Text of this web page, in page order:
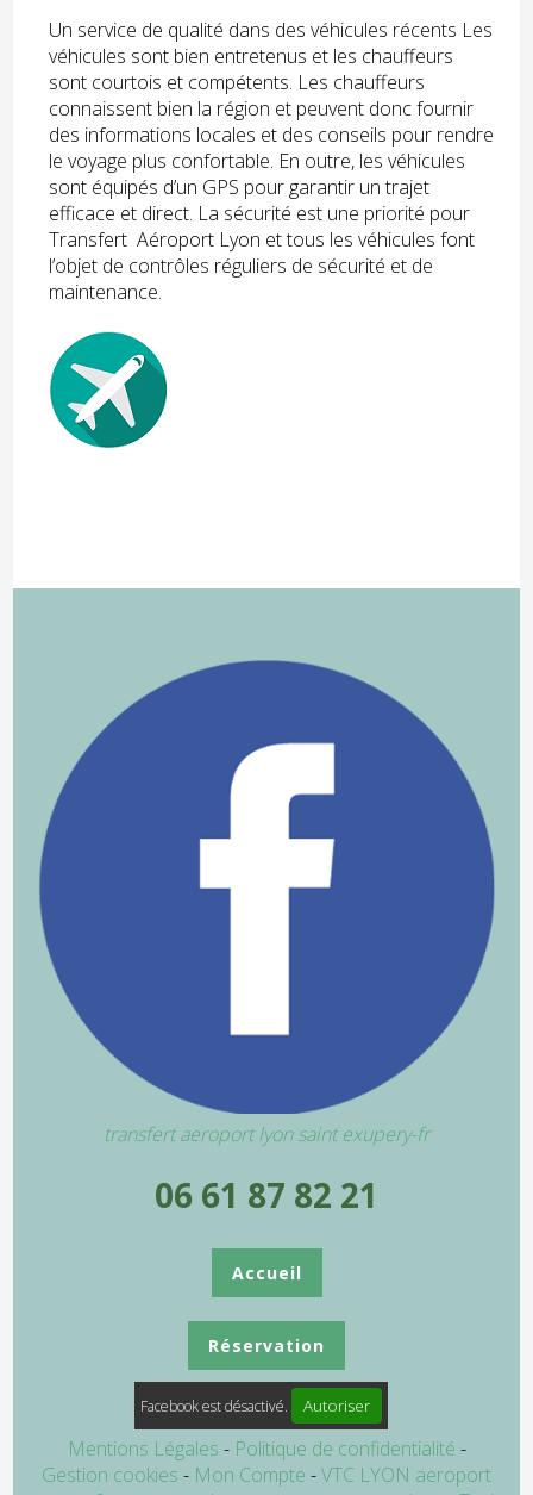
Un service de qualité dans des véhicules récents Les
véhicules sont bien entretenus et les chauffeurs
sont courtois et compétents. Les chauffeurs
connaissent bien la région et peuvent donc fournir
des informations locales et des conseils pour rendre
le voyage plus confortable. En outre, les véhicules
sont équipés d’un GPS pour garantir un trajet
efficace et direct. La sécurité est une priorité pour
Transfert Aéroport Lyon et tous les véhicules font
l’objet de contrôles réguliers de sécurité et de
maintenance.
transfert aeroport lyon saint exupery-fr
06 61 87 82 21
Accueil
Réservation
Facebook est désactivé. Autoriser
Mentions Légales
Politique de confidentialité
Gestion cookies
Mon Compte
VTC LYON aeroport